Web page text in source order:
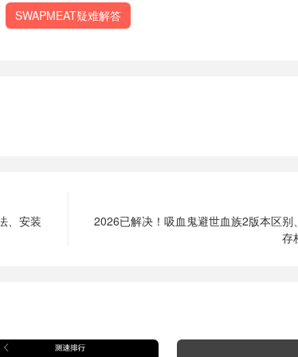
SWAPMEAT疑难解答
、安装
2026已解决！吸血鬼避世血族2版本区别
存